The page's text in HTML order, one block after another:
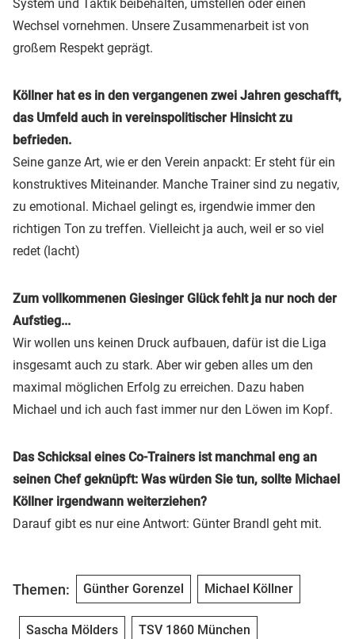
System und Taktik beibehalten, umstellen oder einen
Wechsel vornehmen. Unsere Zusammenarbeit ist von
großem Respekt geprägt.
Köllner hat es in den vergangenen zwei Jahren geschafft,
das Umfeld auch in vereinspolitischer Hinsicht zu
befrieden.
Seine ganze Art, wie er den Verein anpackt: Er steht für ein
konstruktives Miteinander. Manche Trainer sind zu negativ,
zu emotional. Michael gelingt es, irgendwie immer den
richtigen Ton zu treffen. Vielleicht ja auch, weil er so viel
redet (lacht)
Zum vollkommenen Giesinger Glück fehlt ja nur noch der
Aufstieg...
Wir wollen uns keinen Druck aufbauen, dafür ist die Liga
insgesamt auch zu stark. Aber wir geben alles um den
maximal möglichen Erfolg zu erreichen. Dazu haben
Michael und ich auch fast immer nur den Löwen im Kopf.
Das Schicksal eines Co-Trainers ist manchmal eng an
seinen Chef geknüpft: Was würden Sie tun, sollte Michael
Köllner irgendwann weiterziehen?
Darauf gibt es nur eine Antwort: Günter Brandl geht mit.
Themen: Günther Gorenzel Michael Köllner
Sascha Mölders TSV 1860 München